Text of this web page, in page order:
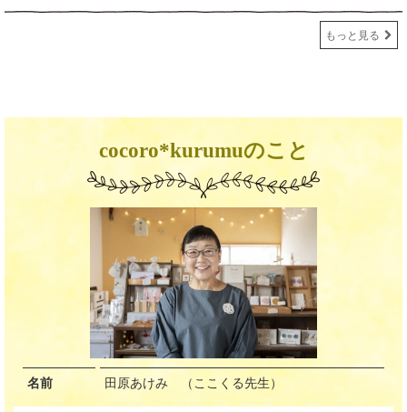
もっと見る
cocoro*kurumuのこと
名前 田原あけみ （ここくる先生）